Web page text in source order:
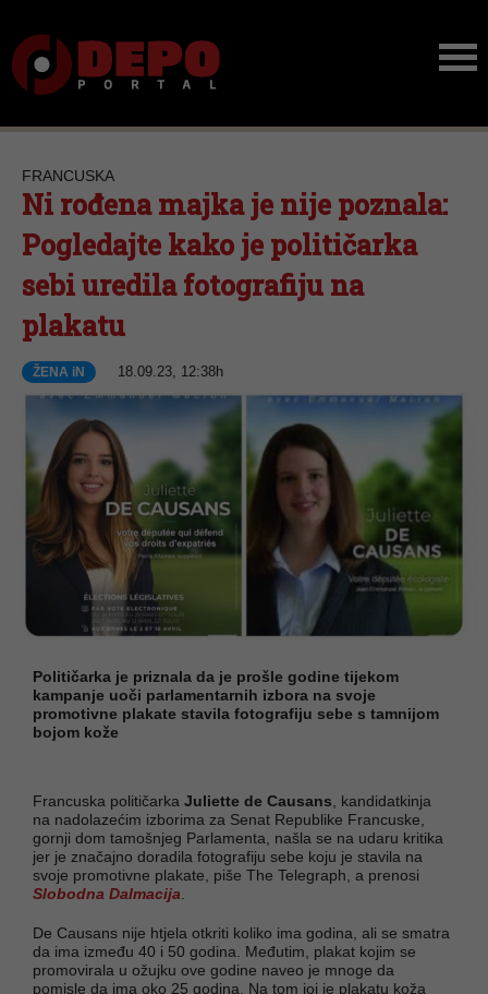
FRANCUSKA
Ni rođena majka je nije poznala:
Pogledajte kako je političarka
sebi uredila fotografiju na
plakatu
ŽENA iN 18.09.23, 12:38h
Političarka je priznala da je prošle godine tijekom
kampanje uoči parlamentarnih izbora na svoje
promotivne plakate stavila fotografiju sebe s tamnijom
bojom kože
Francuska političarka Juliette de Causans , kandidatkinja
na nadolazećim izborima za Senat Republike Francuske,
gornji dom tamošnjeg Parlamenta, našla se na udaru kritika
jer je značajno doradila fotografiju sebe koju je stavila na
svoje promotivne plakate, piše The Telegraph, a prenosi
Slobodna Dalmacija
De Causans nije htjela otkriti koliko ima godina, ali se smatra
da ima između 40 i 50 godina. Međutim, plakat kojim se
promovirala u ožujku ove godine naveo je mnoge da
pomisle da ima oko 25 godina. Na tom joj je plakatu koža